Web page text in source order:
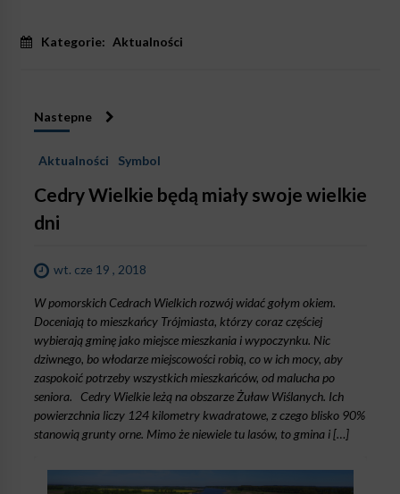
Kategorie: Aktualności
Nastepne
Aktualności Symbol
Cedry Wielkie będą miały swoje wielkie
dni
wt. cze 19 , 2018
W pomorskich Cedrach Wielkich rozwój widać gołym okiem.
Doceniają to mieszkańcy Trójmiasta, którzy coraz częściej
wybierają gminę jako miejsce mieszkania i wypoczynku. Nic
dziwnego, bo włodarze miejscowości robią, co w ich mocy, aby
zaspokoić potrzeby wszystkich mieszkańców, od malucha po
seniora. Cedry Wielkie leżą na obszarze Żuław Wiślanych. Ich
powierzchnia liczy 124 kilometry kwadratowe, z czego blisko 90%
stanowią grunty orne. Mimo że niewiele tu lasów, to gmina i […]